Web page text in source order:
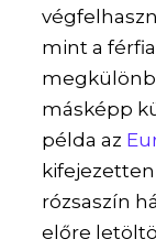
mint a
másképp
példa az
rózsaszín
előre